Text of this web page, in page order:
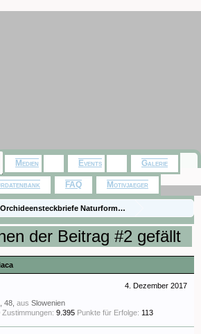
Orchideensteckbriefe Naturformen)
Guarianthe aurantiaca
der Beitrag #2 gefällt
4. Dezember 2017
48, aus Slowenien
Zustimmungen: 9.395 Punkte für Erfolge: 113
Medien Events Galerie
FAQ Motivjaeger